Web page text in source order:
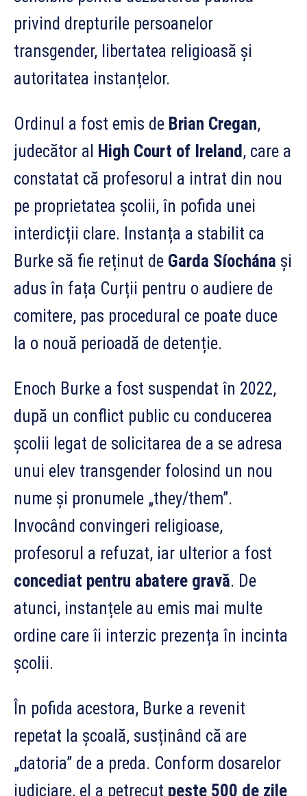
privind drepturile persoanelor
transgender, libertatea religioasă și
autoritatea instanțelor.
Ordinul a fost emis de Brian Cregan,
judecător al High Court of Ireland, care a
constatat că profesorul a intrat din nou
pe proprietatea școlii, în pofida unei
interdicții clare. Instanța a stabilit ca
Burke să fie reținut de Garda Síochána și
adus în fața Curții pentru o audiere de
comitere, pas procedural ce poate duce
la o nouă perioadă de detenție.
Enoch Burke a fost suspendat în 2022,
după un conflict public cu conducerea
școlii legat de solicitarea de a se adresa
unui elev transgender folosind un nou
nume și pronumele „they/them”.
Invocând convingeri religioase,
profesorul a refuzat, iar ulterior a fost
concediat pentru abatere gravă. De
atunci, instanțele au emis mai multe
ordine care îi interzic prezența în incinta
școlii.
În pofida acestora, Burke a revenit
repetat la școală, susținând că are
„datoria” de a preda. Conform dosarelor
judiciare, el a petrecut peste 500 de zile